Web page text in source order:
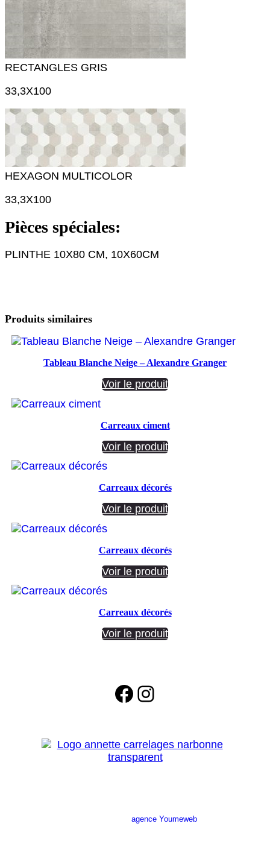
RECTANGLES GRIS
33,3X100
HEXAGON MULTICOLOR
33,3X100
Pièces spéciales:
PLINTHE 10X80 CM, 10X60CM
Produits similaires
Tableau Blanche Neige – Alexandre Granger
Voir le produit
Carreaux ciment
Voir le produit
Carreaux décorés
Voir le produit
Carreaux décorés
Voir le produit
Carreaux décorés
Voir le produit
Facebook
Instagram
agence Youmeweb